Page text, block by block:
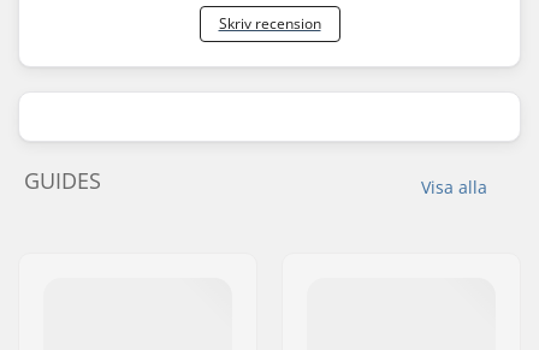
Skriv recension
Visa alla
GUIDES